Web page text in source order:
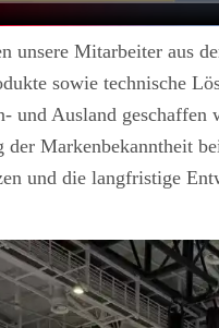
unsere Mitarbeiter aus
sowie technische
und Ausland geschaffen
der Markenbekanntheit
und die langfristige